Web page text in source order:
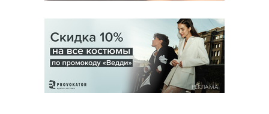
РЕКЛАМА